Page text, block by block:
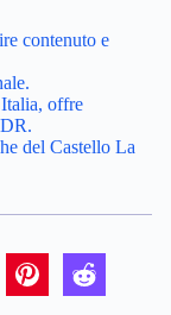
contenuto e
offre
del Castello La